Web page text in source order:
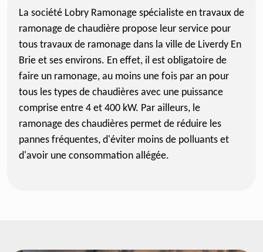
La société Lobry Ramonage spécialiste en travaux de
ramonage de chaudière propose leur service pour
tous travaux de ramonage dans la ville de Liverdy En
Brie et ses environs. En effet, il est obligatoire de
faire un ramonage, au moins une fois par an pour
tous les types de chaudières avec une puissance
comprise entre 4 et 400 kW. Par ailleurs, le
ramonage des chaudières permet de réduire les
pannes fréquentes, d'éviter moins de polluants et
d'avoir une consommation allégée.